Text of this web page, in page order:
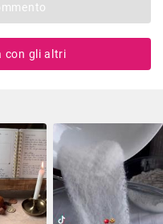
con gli altri